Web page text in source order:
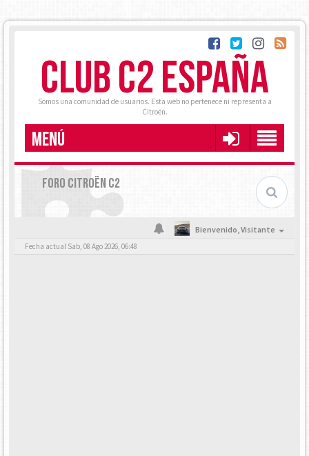
CLUB C2 ESPAÑA
Somos una comunidad de usuarios. Esta web no pertenece ni representa a
Citroën.
MENÚ
FORO CITROËN C2
Bienvenido,Visitante
Fecha actual Sab, 08 Ago 2026, 06:48